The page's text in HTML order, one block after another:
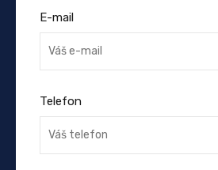
E-mail
Telefon